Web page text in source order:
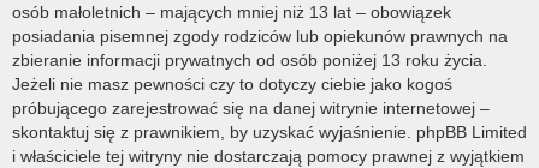
osób małoletnich – mających mniej niż 13 lat – obowiązek
posiadania pisemnej zgody rodziców lub opiekunów prawnych na
zbieranie informacji prywatnych od osób poniżej 13 roku życia.
Jeżeli nie masz pewności czy to dotyczy ciebie jako kogoś
próbującego zarejestrować się na danej witrynie internetowej –
skontaktuj się z prawnikiem, by uzyskać wyjaśnienie. phpBB Limited
i właściciele tej witryny nie dostarczają pomocy prawnej z wyjątkiem